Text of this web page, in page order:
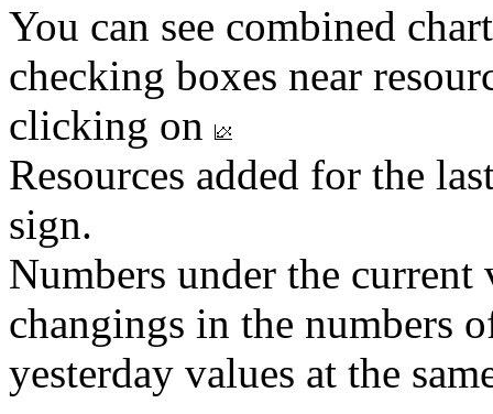
You can see combined
checking boxes near
clicking on
Resources added for the
sign.
Numbers under the
changings in the numbers
yesterday values at the